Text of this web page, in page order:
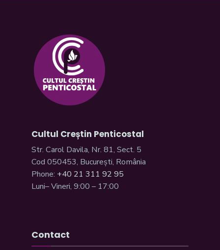
Cultul Creștin Penticostal
Str. Carol Davila, Nr. 81, Sect. 5
Cod 050453, București, România
Phone: +40 21 311 92 95
Luni– Vineri, 9:00 – 17:00
Contact